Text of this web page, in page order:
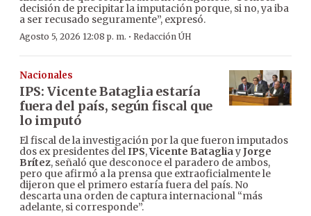
decisión de precipitar la imputación porque, si no, ya iba
a ser recusado seguramente”, expresó.
Agosto 5, 2026 12:08 p. m. · Redacción ÚH
Nacionales
IPS: Vicente Bataglia estaría
fuera del país, según fiscal que
lo imputó
El fiscal de la investigación por la que fueron imputados
dos ex presidentes delIPS,Vicente BatagliayJorge
Brítez, señaló que desconoce el paradero de ambos,
pero que afirmó a la prensa que extraoficialmente le
dijeron que el primero estaría fuera del país. No
descarta una orden de captura internacional “más
adelante, si corresponde”.